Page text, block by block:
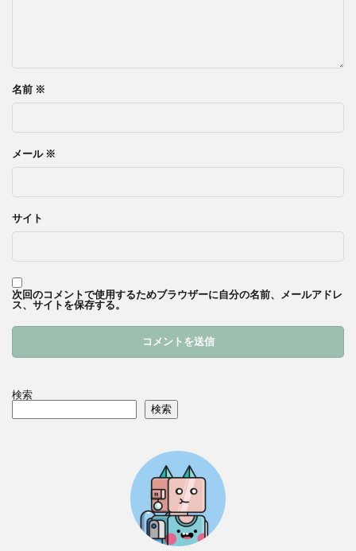
名前 ※
メール ※
サイト
次回のコメントで使用するためブラウザーに自分の名前、メールアドレ
ス、サイトを保存する。
検索
検索